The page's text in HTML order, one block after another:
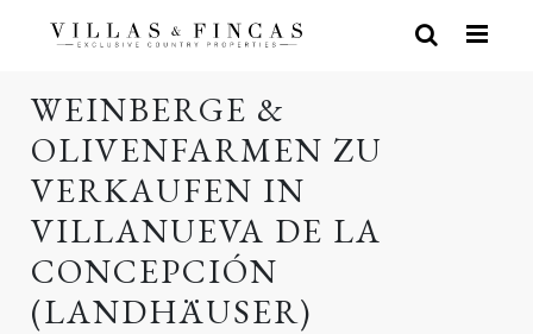
WEINBERGE &
OLIVENFARMEN ZU
VERKAUFEN IN
VILLANUEVA DE LA
CONCEPCIÓN
(LANDHÄUSER)